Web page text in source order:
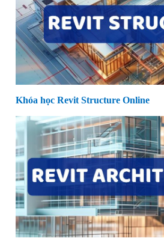
Khóa học Revit Structure Online